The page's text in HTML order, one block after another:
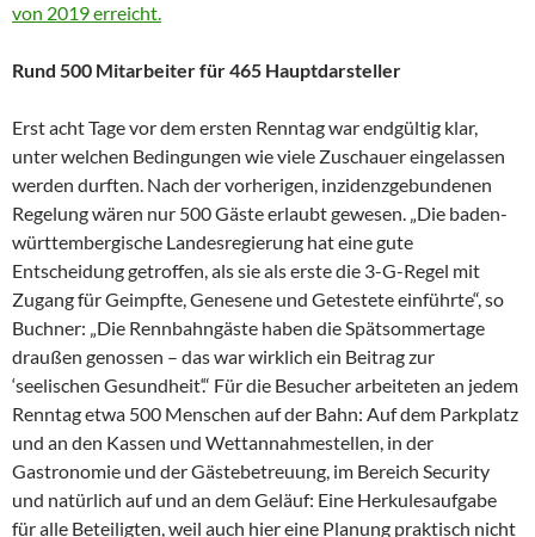
von 2019 erreicht.
Rund 500 Mitarbeiter für 465 Hauptdarsteller
Erst acht Tage vor dem ersten Renntag war endgültig klar,
unter welchen Bedingungen wie viele Zuschauer eingelassen
werden durften. Nach der vorherigen, inzidenzgebundenen
Regelung wären nur 500 Gäste erlaubt gewesen. „Die baden-
württembergische Landesregierung hat eine gute
Entscheidung getroffen, als sie als erste die 3-G-Regel mit
Zugang für Geimpfte, Genesene und Getestete einführte“, so
Buchner: „Die Rennbahngäste haben die Spätsommertage
draußen genossen – das war wirklich ein Beitrag zur
‘seelischen Gesundheit‘.“ Für die Besucher arbeiteten an jedem
Renntag etwa 500 Menschen auf der Bahn: Auf dem Parkplatz
und an den Kassen und Wettannahmestellen, in der
Gastronomie und der Gästebetreuung, im Bereich Security
und natürlich auf und an dem Geläuf: Eine Herkulesaufgabe
für alle Beteiligten, weil auch hier eine Planung praktisch nicht